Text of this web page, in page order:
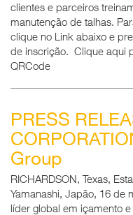
clientes e parceiros
manutenção de talhas.
clique no Link abaixo e
de inscrição. Clique aqui
QRCode
PRESS
Group
RICHARDSON, Texas,
Yamanashi, Japão, 16 de
líder global em içamento e